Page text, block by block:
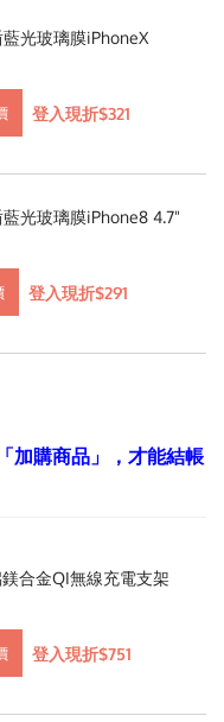
光玻璃膜iPhoneX
登入現折$321
光玻璃膜iPhone8 4.7"
登入現折$291
加購商品」，才能結帳
合金QI無線充電支架
登入現折$751